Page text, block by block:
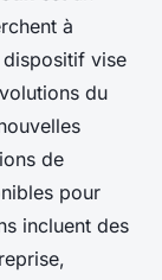
à
vise
du
de
pour
incluent des